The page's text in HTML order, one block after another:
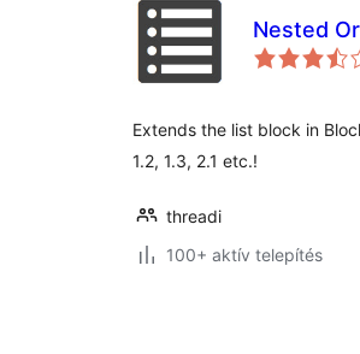
Nested
Extends the list block in
1.2, 1.3, 2.1 etc.!
threadi
100+ aktív telepítés